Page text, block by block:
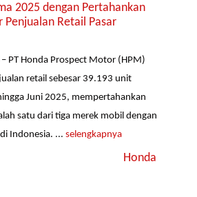
2025 dengan Pertahankan
Penjualan Retail Pasar
PT Honda Prospect Motor (HPM)
retail sebesar 39.193 unit
Juni 2025, mempertahankan
satu dari tiga merek mobil dengan
Indonesia. ...selengkapnya
Honda